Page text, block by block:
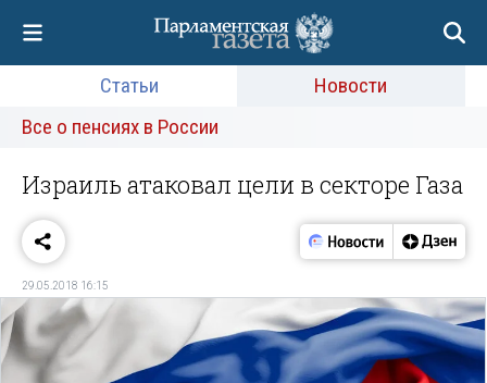
Статьи
Новости
Все о пенсиях в России
Израиль атаковал цели в секторе Газа
29.05.2018 16:15